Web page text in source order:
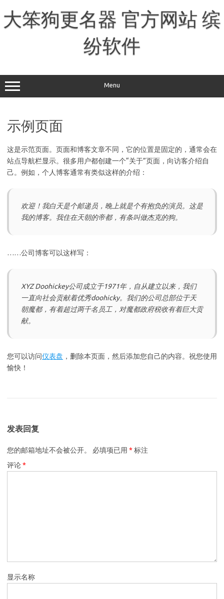
正大笨狗更名器 官方网站 缤
纷软件
Menu
示例页面
这是示范页面。页面和博客文章不同，它的位置是固定的，通常会在
站点导航栏显示。很多用户都创建一个“关于”页面，向访客介绍自
己。例如，个人博客通常有类似这样的介绍：
欢迎！我白天是个邮递员，晚上就是个有抱负的演员。这是
我的博客。我住在天朝的帝都，有条叫做杰克的狗。
……公司博客可以这样写：
XYZ Doohickey公司成立于1971年，自从建立以来，我们
一直向社会贡献着优秀doohicky。我们的公司总部位于天
朝魔都，有着超过两千名员工，对魔都政府税收有着巨大贡
献。
您可以访问仪表盘 ，删除本页面，然后添加您自己的内容。祝您使用
愉快！
发表回复
您的邮箱地址不会被公开。 必填项已用 * 标注
评论*
显示名称